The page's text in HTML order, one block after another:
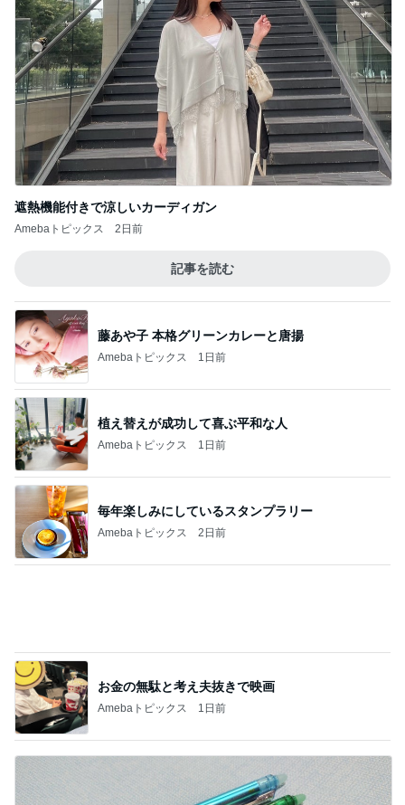
遮熱機能付きで涼しいカーディガン
Amebaトピックス 2日前
記事を読む
藤あや子 本格グリーンカレーと唐揚
Amebaトピックス 1日前
Amebaトピックス 1日前
毎年楽しみにしているスタンプラリー
Amebaトピックス 2日前
お金の無駄と考え夫抜きで映画
Amebaトピックス 1日前
夫の入院で済んだ余計な物の買い物